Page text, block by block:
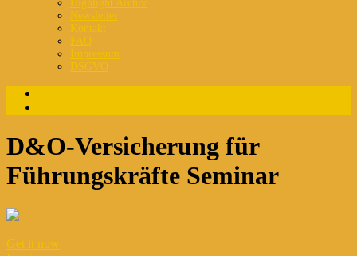
Highlight Archiv
Newsletter
Kontakt
FAQ
Impressum
DSGVO
D&O-Versicherung für
Führungskräfte Seminar
Get it now